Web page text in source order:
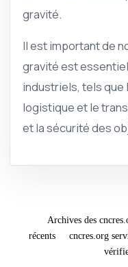
gravité.
Il est important de
gravité est
industriels, tels que
logistique et le
et la sécurité des
Archives des
récents
cncres.org